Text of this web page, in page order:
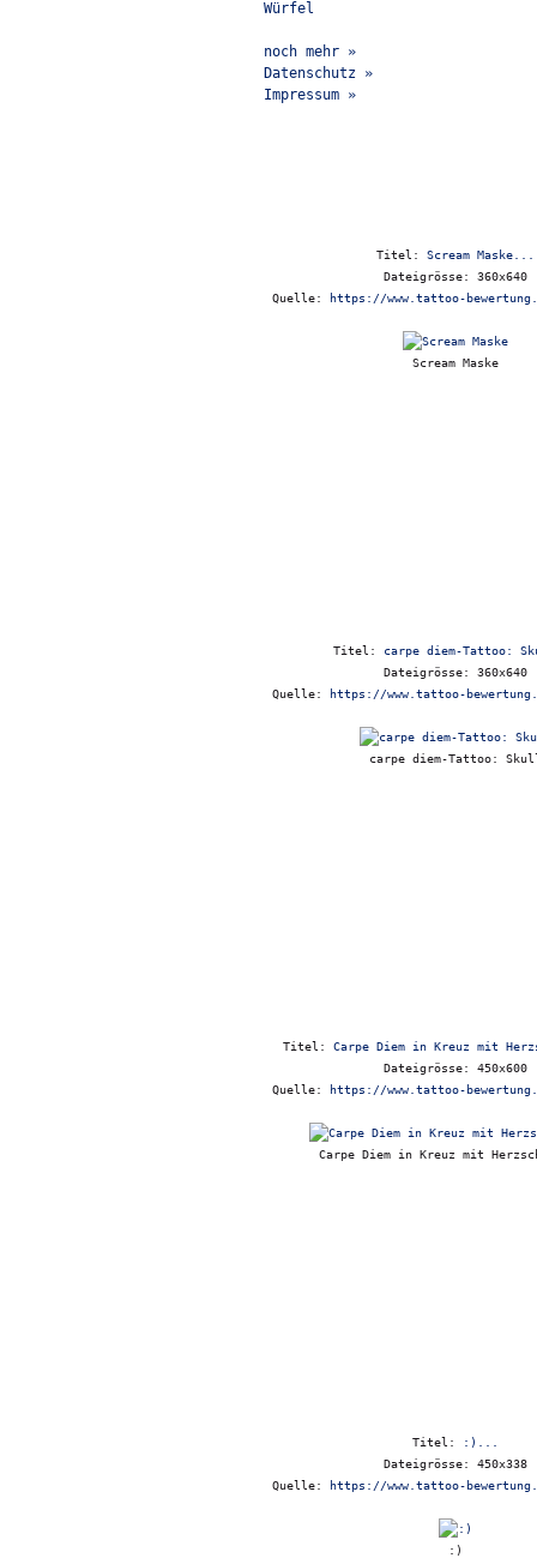
Würfel
noch mehr »
Datenschutz »
Impressum »
Titel: Scream Maske...
Dateigrösse: 360x640
Quelle: https://www.tattoo-
Scream Maske
Titel: carpe diem-Tattoo:
Dateigrösse: 360x640
Quelle: https://www.tattoo-
carpe diem-Tattoo:
Titel: Carpe Diem in Kreuz mit
Dateigrösse: 450x600
Quelle: https://www.tattoo-
Carpe Diem in Kreuz mit
Titel:
:)...
Dateigrösse: 450x338
Quelle: https://www.tattoo-
:)